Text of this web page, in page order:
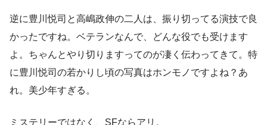
逆に豊川悦司と高嶋政伸の二人は、振り切ってる演技で良
かったですね。ベテランなんで、どんな役でも受けます
よ。ちゃんとやり切りますってのが凄く伝わってきて。特
に豊川悦司の若かりし頃の写真はホンモノですよね？あ
れ。美少年すぎる。
ミステリーではなく、SFならアリ。